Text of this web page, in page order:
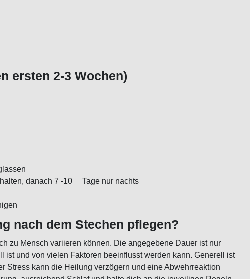
ersten 2-3 Wochen)
danach 7 -10 Tage nur nachts
nach dem Stechen pflegen?
zu Mensch variieren können. Die angegebene Dauer ist nur
und von vielen Faktoren beeinflusst werden kann. Generell ist
Stress kann die Heilung verzögern und eine Abwehrreaktion